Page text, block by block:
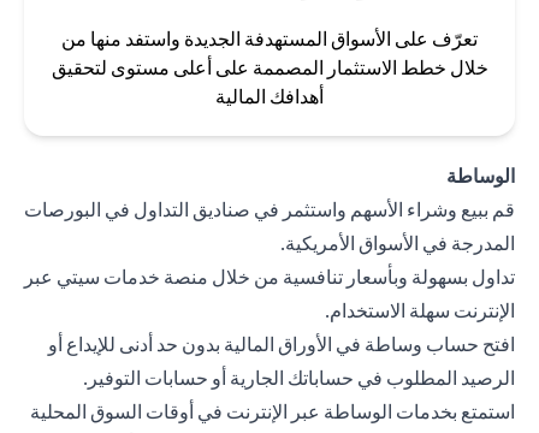
تعرّف على الأسواق المستهدفة الجديدة واستفد منها من
خلال خطط الاستثمار المصممة على أعلى مستوى لتحقيق
أهدافك المالية
الوساطة
قم ببيع وشراء الأسهم واستثمر في صناديق التداول في البورصات
المدرجة في الأسواق الأمريكية.
تداول بسهولة وبأسعار تنافسية من خلال منصة خدمات سيتي عبر
الإنترنت سهلة الاستخدام.
افتح حساب وساطة في الأوراق المالية بدون حد أدنى للإيداع أو
الرصيد المطلوب في حساباتك الجارية أو حسابات التوفير.
استمتع بخدمات الوساطة عبر الإنترنت في أوقات السوق المحلية